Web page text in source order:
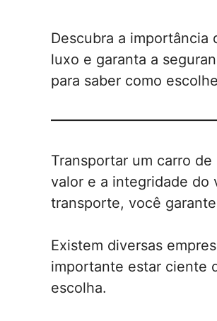
Descubra a importância
luxo e garanta a
para saber como
Transportar um carro
valor e a integridade do
transporte, você
Existem diversas
importante estar ciente
escolha.